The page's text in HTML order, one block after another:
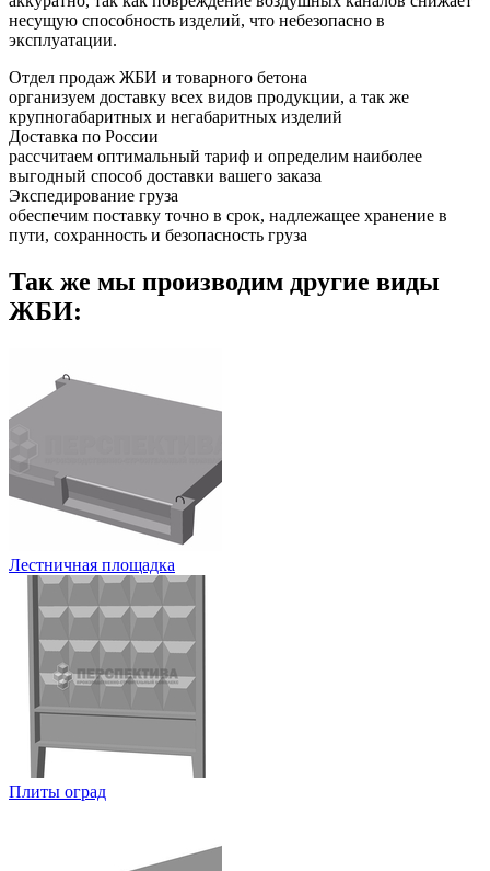
несущую способность изделий, что небезопасно в
эксплуатации.
Отдел продаж ЖБИ и товарного бетона
организуем доставку всех видов продукции, а так же
крупногабаритных и негабаритных изделий
Доставка по России
рассчитаем оптимальный тариф и определим наиболее
выгодный способ доставки вашего заказа
Экспедирование груза
обеспечим поставку точно в срок, надлежащее хранение в
пути, сохранность и безопасность груза
Так же мы производим другие виды
ЖБИ:
Лестничная площадка
Плиты оград